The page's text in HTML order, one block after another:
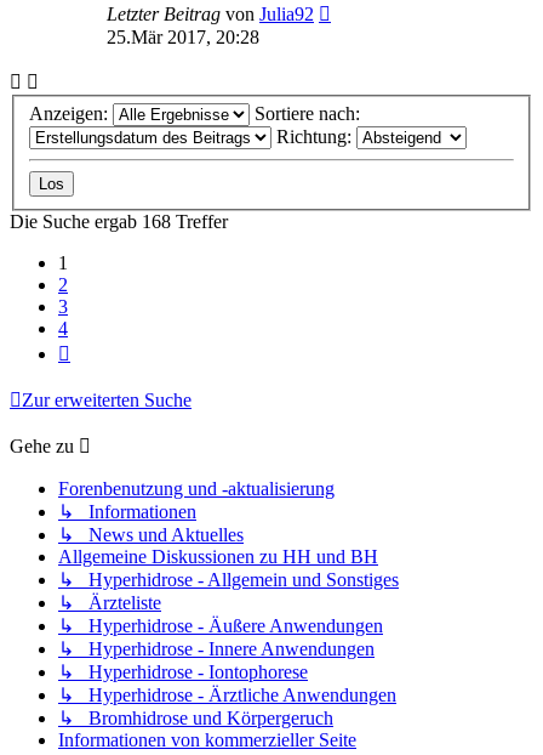
Letzter Beitrag von Julia92
25.Mär 2017, 20:28
Anzeigen:
Sortiere nach:
Richtung:
Die Suche ergab 168 Treffer
1
2
3
4
Zur erweiterten Suche
Gehe zu
Forenbenutzung und -aktualisierung
↳ Informationen
↳ News und Aktuelles
Allgemeine Diskussionen zu HH und BH
↳ Hyperhidrose - Allgemein und Sonstiges
↳ Ärzteliste
↳ Hyperhidrose - Äußere Anwendungen
↳ Hyperhidrose - Innere Anwendungen
↳ Hyperhidrose - Iontophorese
↳ Hyperhidrose - Ärztliche Anwendungen
↳ Bromhidrose und Körpergeruch
Informationen von kommerzieller Seite